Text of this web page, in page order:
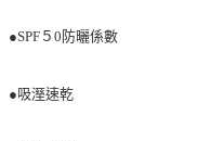
●SPF５0防曬係數
●吸溼速乾